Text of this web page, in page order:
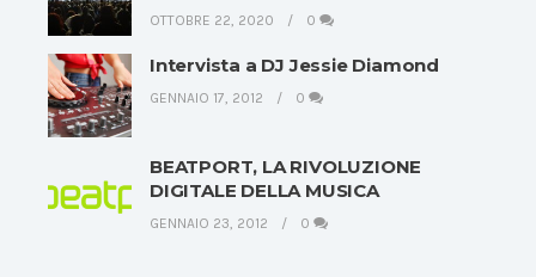
OTTOBRE 22, 2020 0
Intervista a DJ Jessie Diamond
GENNAIO 17, 2012 0
BEATPORT, LA RIVOLUZIONE
DIGITALE DELLA MUSICA
GENNAIO 23, 2012 0